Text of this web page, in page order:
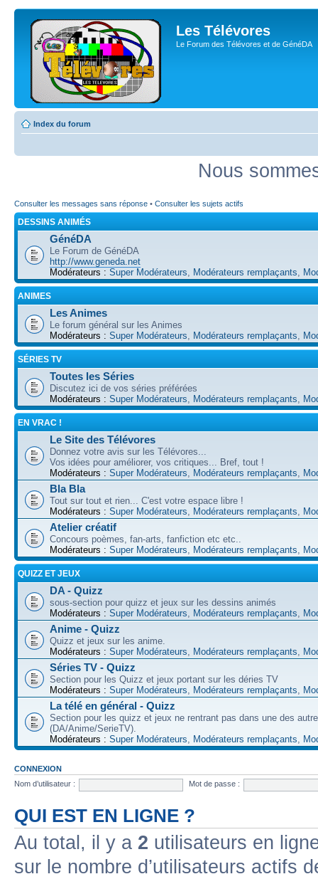
Les Télévores
Le Forum des Télévores et de GénéDA
Index du forum
Nous
Consulter les messages sans réponse • Consulter les sujets actifs
DESSINS ANIMÉS
GénéDA
Le Forum de GénéDA
http://www.geneda.net
Modérateurs : Super Modérateurs Modérateurs remplaçants
ANIMES
Les Animes
Le forum général sur les Animes
Modérateurs : Super Modérateurs Modérateurs remplaçants
SÉRIES TV
Toutes les Séries
Discutez ici de vos séries préférées
Modérateurs : Super Modérateurs Modérateurs remplaçants
EN VRAC !
Le Site des Télévores
Donnez votre avis sur les Télévores...
Vos idées pour améliorer, vos critiques... Bref, tout !
Modérateurs : Super Modérateurs Modérateurs remplaçants
Bla Bla
Tout sur tout et rien... C'est votre espace libre !
Modérateurs : Super Modérateurs Modérateurs remplaçants
Atelier créatif
Concours poèmes, fan-arts, fanfiction etc etc..
Modérateurs : Super Modérateurs Modérateurs remplaçants
QUIZZ ET JEUX
DA - Quizz
sous-section pour quizz et jeux sur les dessins animés
Modérateurs : Super Modérateurs Modérateurs remplaçants
Anime - Quizz
Quizz et jeux sur les anime.
Modérateurs : Super Modérateurs Modérateurs remplaçants
Séries TV - Quizz
Section pour les Quizz et jeux portant sur les déries TV
Modérateurs : Super Modérateurs Modérateurs remplaçants
La télé en général - Quizz
Section pour les quizz et jeux ne rentrant pas dans une des
(DA/Anime/SerieTV).
Modérateurs : Super Modérateurs Modérateurs remplaçants
CONNEXION
Nom d’utilisateur :
Mot de passe :
QUI EST EN LIGNE ?
Au total, il y a 2 utilisateurs en
sur le nombre d’utilisateurs actifs